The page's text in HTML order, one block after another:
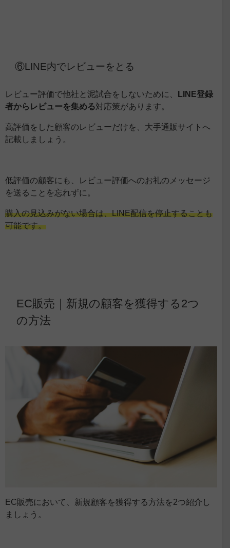
⑥LINE内でレビューをとる
レビュー評価で他社と泥試合をしないために、 LINE登録
者からレビューを集める対応策があります。
高評価をした顧客のレビューだけを、大手通販サイトへ
記載しましょう。
低評価の顧客にも、レビュー評価へのお礼のメッセージ
を送ることを忘れずに。
購入の見込みがない場合は、LINE配信を停止することも
可能です。
EC販売｜新規の顧客を獲得する2つ
の方法
EC販売において、新規顧客を獲得する方法を2つ紹介し
ましょう。